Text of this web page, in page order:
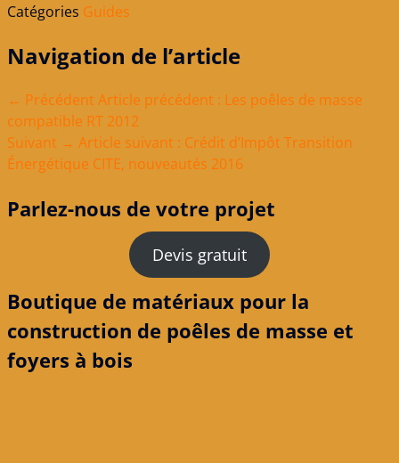
Catégories Guides
Navigation de l’article
← Précédent Article précédent : Les poêles de masse
compatible RT 2012
Suivant → Article suivant : Crédit d’Impôt Transition
Énergétique CITE, nouveautés 2016
Parlez-nous de votre projet
Devis gratuit
Boutique de matériaux pour la
construction de poêles de masse et
foyers à bois